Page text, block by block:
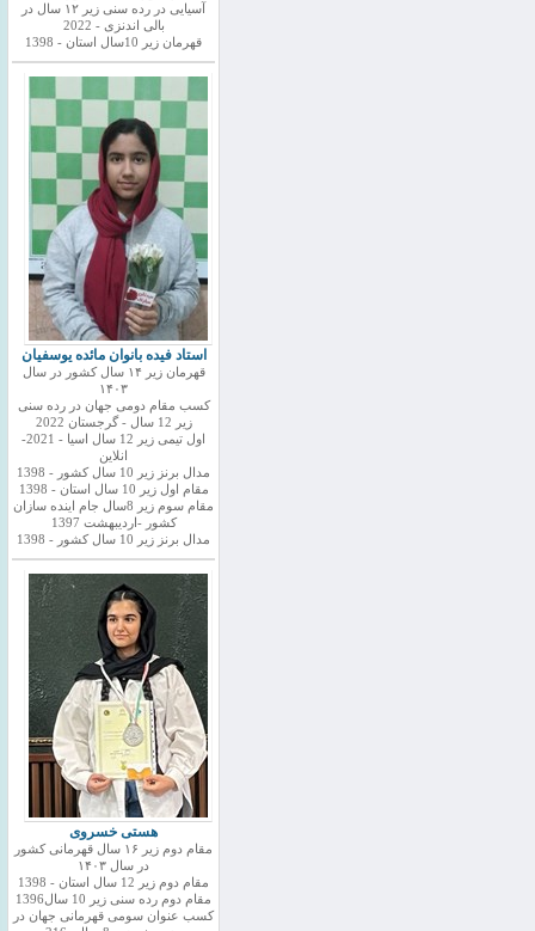
آسیایی در رده سنی زیر ۱۲ سال در
بالی اندنزی - 2022
قهرمان زیر 10سال استان - 1398
استاد فیده بانوان مائده یوسفیان
قهرمان زیر ۱۴ سال کشور در سال
۱۴۰۳
کسب مقام دومی جهان در رده سنی
زیر 12 سال - گرجستان 2022
اول تیمی زیر 12 سال اسیا - 2021-
انلاین
مدال برنز زیر 10 سال کشور - 1398
مقام اول زیر 10 سال استان - 1398
مقام سوم زیر 8سال جام اینده سازان
کشور -اردیبهشت 1397
مدال برنز زیر 10 سال کشور - 1398
هستی خسروی
مقام دوم زیر ۱۶ سال قهرمانی کشور
در سال ۱۴۰۳
مقام دوم زیر 12 سال استان - 1398
مقام دوم رده سنی زیر 10 سال1396
کسب عنوان سومی قهرمانی جهان در